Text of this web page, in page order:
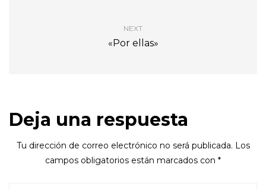
NEXT
«Por ellas»
Deja una respuesta
Tu dirección de correo electrónico no será publicada. Los
campos obligatorios están marcados con *